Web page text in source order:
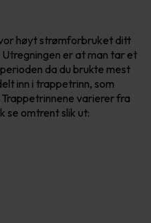
høyt strømforbruket ditt
er at man tar et
da du brukte mest
inn i trappetrinn, som
varierer fra
se omtrent slik ut: